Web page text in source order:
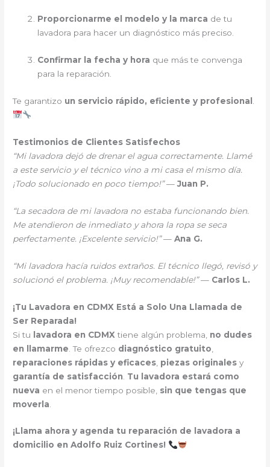
Proporcionarme el modelo y la marca de tu
lavadora para hacer un diagnóstico más preciso.
Confirmar la fecha y hora que más te convenga
para la reparación.
Te garantizo un servicio rápido, eficiente y profesional
Testimonios de Clientes Satisfechos
“Mi lavadora dejó de drenar el agua correctamente. Llamé
a este servicio y el técnico vino a mi casa el mismo día.
¡Todo solucionado en poco tiempo!”—Juan P.
“La secadora de mi lavadora no estaba funcionando bien.
Me atendieron de inmediato y ahora la ropa se seca
perfectamente. ¡Excelente servicio!”—Ana G.
“Mi lavadora hacía ruidos extraños. El técnico llegó, revisó y
solucionó el problema. ¡Muy recomendable!”— Carlos L.
¡Tu Lavadora en CDMX Está a Solo Una Llamada de
Ser Reparada!
Si tu lavadora en CDMX tiene algún problema, no dudes
en llamarme . Te ofrezco diagnóstico gratuito
reparaciones rápidas y eficaces piezas originales y
garantía de satisfacción Tu lavadora estará como
nueva en el menor tiempo posible, sin que tengas que
moverla
¡Llama ahora y agenda tu reparación de lavadora a
domicilio en Adolfo Ruiz Cortines!